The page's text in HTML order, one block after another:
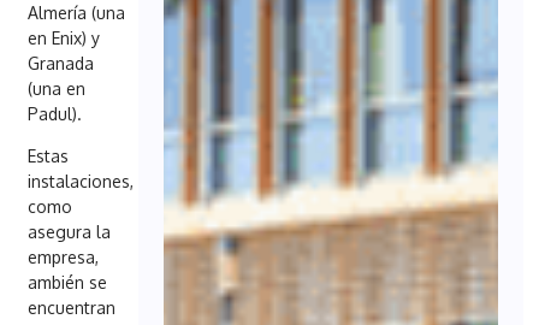
Almería (una
en Enix) y
Granada
(una en
Padul).
Estas
instalaciones,
como
asegura la
empresa,
ambién se
encuentran